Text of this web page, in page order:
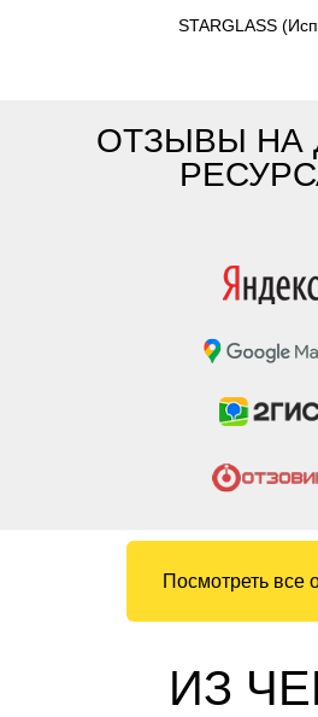
STARGLASS
ОТЗЫВЫ НА
Посмотреть все
ИЗ